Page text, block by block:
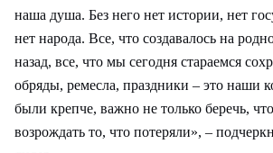
наша душа. Без него нет истории, нет
нет народа. Все, что создавалось на
назад, все, что мы сегодня стараемся
обряды, ремесла, праздники – это наши
были крепче, важно не только беречь,
возрождать то, что потеряли», –